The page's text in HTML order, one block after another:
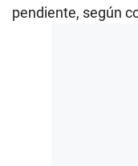
pendiente, según